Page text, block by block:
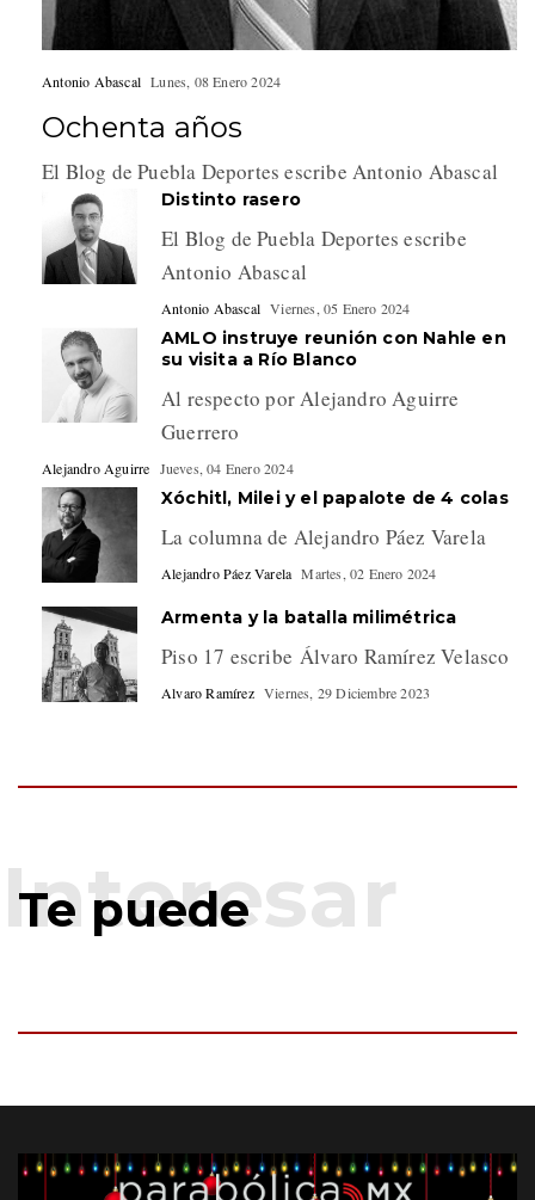
Antonio Abascal Lunes, 08 Enero 2024
Ochenta años
El Blog de Puebla Deportes escribe Antonio Abascal
Distinto rasero
El Blog de Puebla Deportes escribe
Antonio Abascal
Antonio Abascal Viernes, 05 Enero 2024
AMLO instruye reunión con Nahle en
su visita a Río Blanco
Al respecto por Alejandro Aguirre
Guerrero
Alejandro Aguirre Jueves, 04 Enero 2024
Xóchitl, Milei y el papalote de 4 colas
La columna de Alejandro Páez Varela
Alejandro Páez Varela Martes, 02 Enero 2024
Armenta y la batalla milimétrica
Piso 17 escribe Álvaro Ramírez Velasco
Alvaro Ramírez Viernes, 29 Diciembre 2023
Te puede